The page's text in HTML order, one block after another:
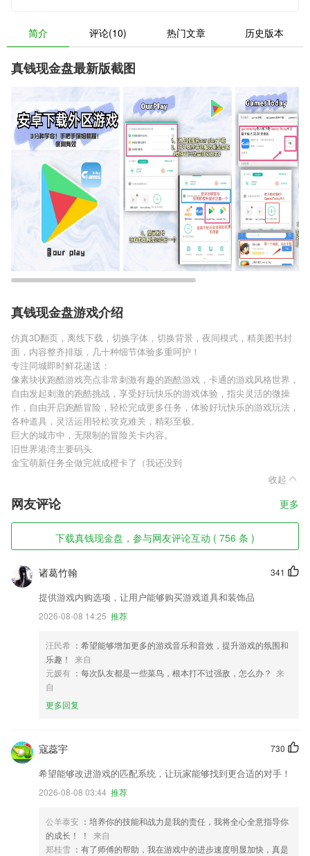
简介 评论(10) 热门文章 历史版本
真钱现金盘最新版截图
真钱现金盘游戏介绍
仿真3D翻页，离线下载，切换字体，切换背景，夜间模式，精美图书封
面，内容整齐排版，几十种细节体验多重呵护！
专注同城即时鲜花递送：
像素块状跑酷游戏亮点非常刺激有趣的跑酷游戏，卡通的游戏风格世界，
自由发起刺激的跑酷挑战，享受好玩快乐的游戏体验，指尖灵活的微操
作，自由开启跑酷冒险，轻松完成更多任务，体验好玩快乐的游戏玩法，
各种道具，灵活运用轻松攻克难关，精彩至极。
巨大的城市中，无限制的冒险关卡内容。
旧世界港湾主要码头
金宝萌新任务全做完就成橙卡了（我还没到
收起
网友评论 更多
下载真钱现金盘，参与网友评论互动 ( 756 条 )
341
诸葛竹翰
提供游戏内购选项，让用户能够购买游戏道具和装饰品
2026-08-08 14:25 推荐
汪民希 ：希望能够增加更多的游戏音乐和音效，提升游戏的氛围和
乐趣！
来自
元媛有 ：每次队友都是一些菜鸟，根本打不过强敌，怎么办？ 来
自
更多回复
730
寇蕊宇
希望能够改进游戏的匹配系统，让玩家能够找到更合适的对手！
2026-08-08 03:44 推荐
公羊泰安 ：培养你的技能和战力是我的责任，我将全心全意指导你
的成长！ ！
来自
郑桂雪 ：有了师傅的帮助，我在游戏中的进步速度明显加快，真是